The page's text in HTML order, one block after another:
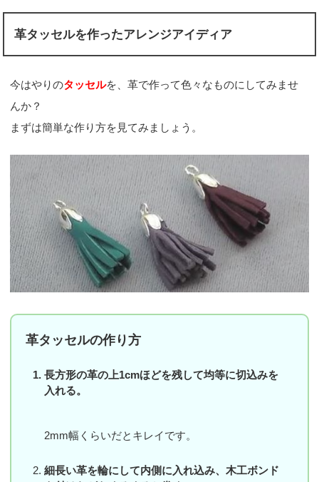
革タッセルを作ったアレンジアイディア
今はやりのタッセルを、革で作って色々なものにしてみませ
んか？
まずは簡単な作り方を見てみましょう。
革タッセルの作り方
長方形の革の上1cmほどを残して均等に切込みを
入れる。
2mm幅くらいだとキレイです。
細長い革を輪にして内側に入れ込み、木工ボンド